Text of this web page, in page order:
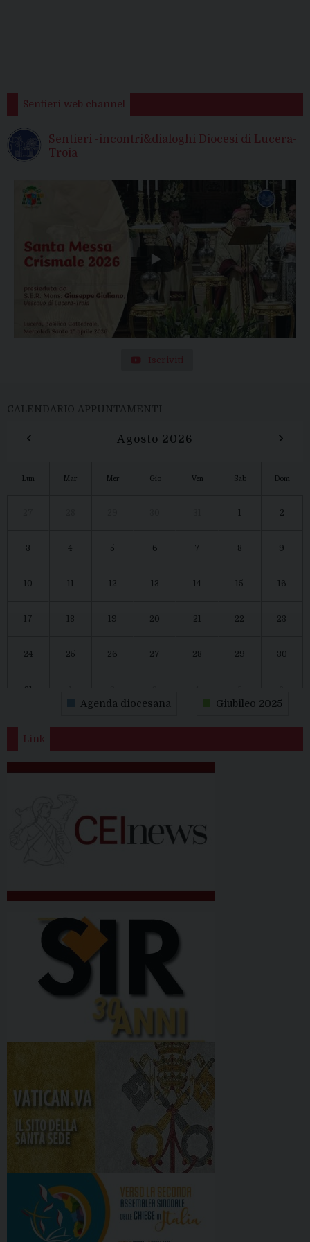
Sentieri web channel
Sentieri -incontri&dialoghi Diocesi di Lucera-
Troia
Iscriviti
CALENDARIO APPUNTAMENTI
‹ Agosto 2026 ›
Lun Mar Mer Gio Ven Sab Dom
1 2
3 4 5 6 7 8 9
10 11 12 13 14 15 16
17 18 19 20 21 22 23
24 25 26 27 28 29 30
31
Agenda diocesana Giubileo 2025
Link